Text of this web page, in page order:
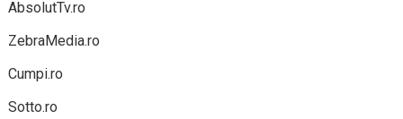
AbsolutTv.ro
ZebraMedia.ro
Cumpi.ro
Sotto.ro